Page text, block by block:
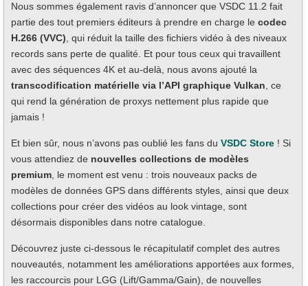
Nous sommes également ravis d’annoncer que VSDC 11.2 fait
partie des tout premiers éditeurs à prendre en charge le codec
H.266 (VVC) , qui réduit la taille des fichiers vidéo à des niveaux
records sans perte de qualité. Et pour tous ceux qui travaillent
avec des séquences 4K et au-delà, nous avons ajouté la
transcodification matérielle via l’API graphique Vulkan , ce
qui rend la génération de proxys nettement plus rapide que
jamais !
Et bien sûr, nous n’avons pas oublié les fans du VSDC Store ! Si
vous attendiez de nouvelles collections de modèles
premium , le moment est venu : trois nouveaux packs de
modèles de données GPS dans différents styles, ainsi que deux
collections pour créer des vidéos au look vintage, sont
désormais disponibles dans notre catalogue.
Découvrez juste ci-dessous le récapitulatif complet des autres
nouveautés, notamment les améliorations apportées aux formes,
les raccourcis pour LGG (Lift/Gamma/Gain), de nouvelles